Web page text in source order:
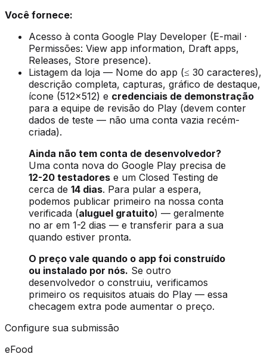
Você fornece:
Acesso à conta Google Play Developer (E-mail ·
Permissões: View app information, Draft apps,
Releases, Store presence).
Listagem da loja — Nome do app (≤ 30 caracteres),
descrição completa, capturas, gráfico de destaque,
ícone (512×512) e credenciais de demonstração
para a equipe de revisão do Play (devem conter
dados de teste — não uma conta vazia recém-
criada).
Ainda não tem conta de desenvolvedor?
Uma conta nova do Google Play precisa de
12-20 testadores e um Closed Testing de
cerca de 14 dias. Para pular a espera,
podemos publicar primeiro na nossa conta
verificada (aluguel gratuito) — geralmente
no ar em 1-2 dias — e transferir para a sua
quando estiver pronta.
O preço vale quando o app foi construído
ou instalado por nós. Se outro
desenvolvedor o construiu, verificamos
primeiro os requisitos atuais do Play — essa
checagem extra pode aumentar o preço.
Configure sua submissão
eFood